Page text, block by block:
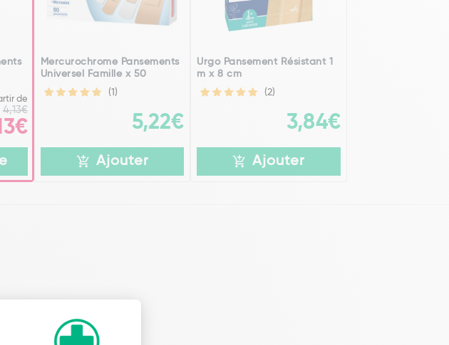
de
4,13€
Mercurochrome Pansements
Universel Famille x 50
(1)
5,22€
Ajouter
Urgo Pansement Résistant 1
m x 8 cm
(2)
3,84€
Ajouter
quotidien.